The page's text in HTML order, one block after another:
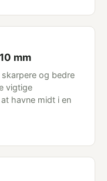
mm
og bedre
vigtige
havne midt i en